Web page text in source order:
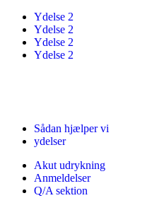
Ydelse 2
Ydelse 2
Ydelse 2
Ydelse 2
Sådan hjælper vi
ydelser
Akut udrykning
Anmeldelser
Q/A sektion